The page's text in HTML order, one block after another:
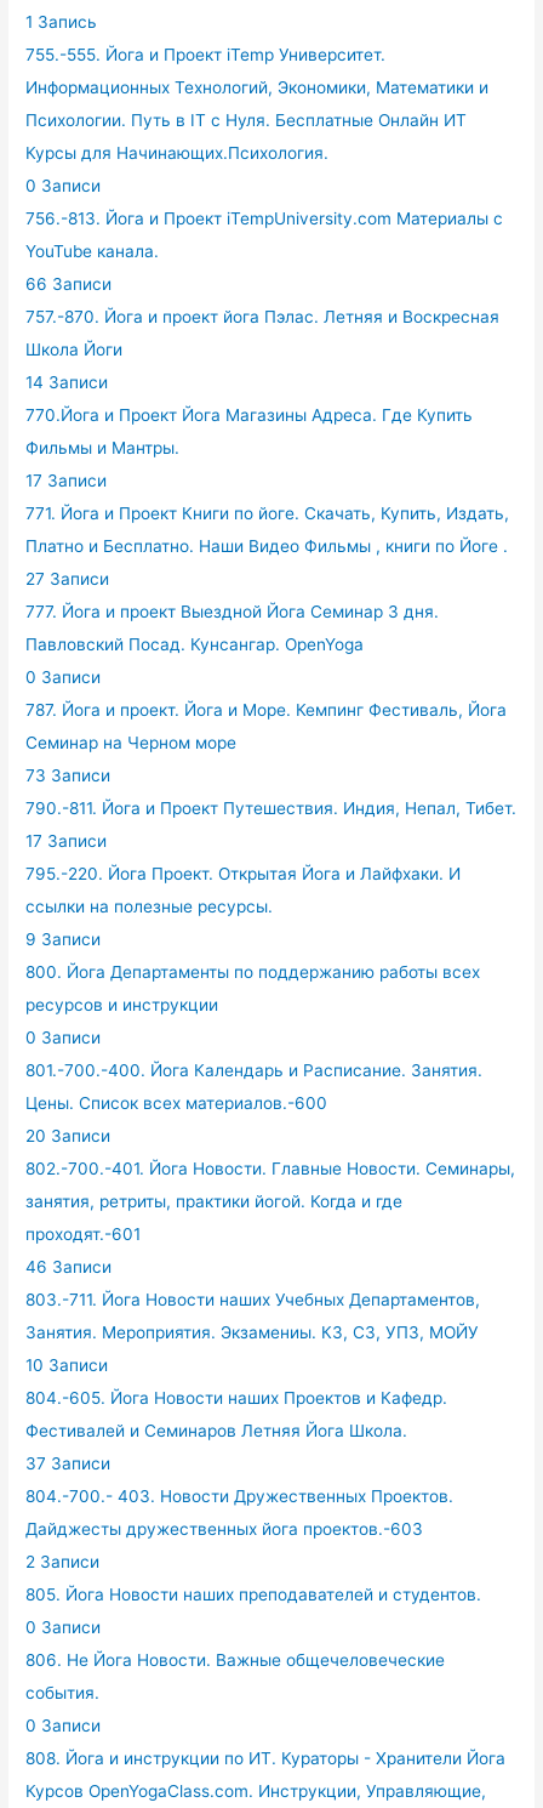
1 Запись
755.-555. Йога и Проект iTemp Университет.
Информационных Технологий, Экономики, Математики и
Психологии. Путь в IT с Нуля. Бесплатные Онлайн ИТ
Курсы для Начинающих.Психология.
0 Записи
756.-813. Йога и Проект iTempUniversity.com Материалы с
YouTube канала.
66 Записи
757.-870. Йога и проект йога Пэлас. Летняя и Воскресная
Школа Йоги
14 Записи
770.Йога и Проект Йога Магазины Адреса. Где Купить
Фильмы и Мантры.
17 Записи
771. Йога и Проект Книги по йоге. Скачать, Купить, Издать,
Платно и Бесплатно. Наши Видео Фильмы , книги по Йоге .
27 Записи
777. Йога и проект Выездной Йога Семинар 3 дня.
Павловский Посад. Кунсангар. OpenYoga
0 Записи
787. Йога и проект. Йога и Море. Кемпинг Фестиваль, Йога
Семинар на Черном море
73 Записи
790.-811. Йога и Проект Путешествия. Индия, Непал, Тибет.
17 Записи
795.-220. Йога Проект. Открытая Йога и Лайфхаки. И
ссылки на полезные ресурсы.
9 Записи
800. Йога Департаменты по поддержанию работы всех
ресурсов и инструкции
0 Записи
801.-700.-400. Йога Календарь и Расписание. Занятия.
Цены. Список всех материалов.-600
20 Записи
802.-700.-401. Йога Новости. Главные Новости. Семинары,
занятия, ретриты, практики йогой. Когда и где
проходят.-601
46 Записи
803.-711. Йога Новости наших Учебных Департаментов,
Занятия. Мероприятия. Экзамениы. КЗ, СЗ, УПЗ, МОЙУ
10 Записи
804.-605. Йога Новости наших Проектов и Кафедр.
Фестивалей и Семинаров Летняя Йога Школа.
37 Записи
804.-700.- 403. Новости Дружественных Проектов.
Дайджесты дружественных йога проектов.-603
2 Записи
805. Йога Новости наших преподавателей и студентов.
0 Записи
806. Не Йога Новости. Важные общечеловеческие
события.
0 Записи
808. Йога и инструкции по ИТ. Кураторы - Хранители Йога
Курсов OpenYogaClass.com. Инструкции, Управляющие,